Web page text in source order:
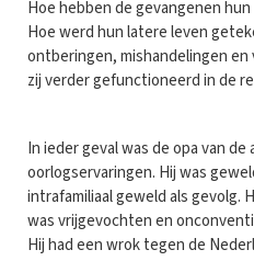
Hoe hebben de gevangenen
Hoe werd hun latere leven
ontberingen, mishandelingen
zij verder gefunctioneerd in de
In ieder geval was de opa van
oorlogservaringen. Hij was
intrafamiliaal geweld als gevolg.
was vrijgevochten en
Hij had een wrok tegen de